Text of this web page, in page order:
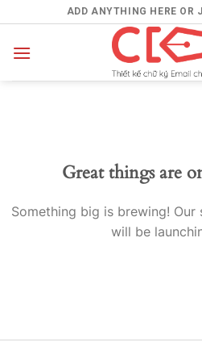
to
content
ADD ANYTHING HERE OR
Great things are
Something big is brewing!
will be